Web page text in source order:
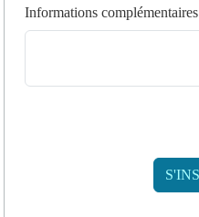
Informations complémentaires